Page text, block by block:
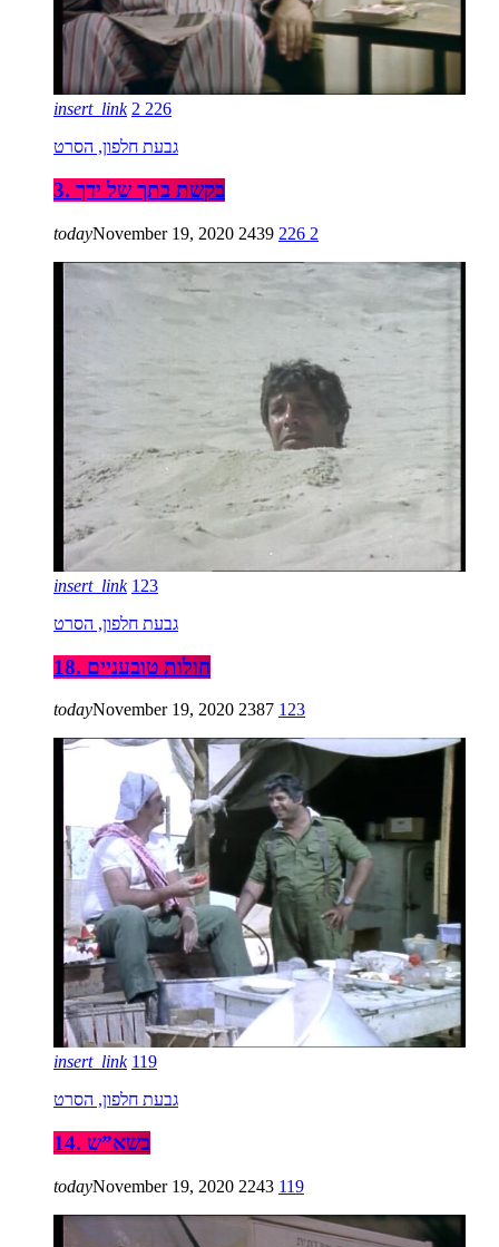
insert_link 2 226
גבעת חלפון, הסרט
3. בקשת בתך של ידך
todayNovember 19, 2020 2439 226 2
insert_link 123
גבעת חלפון, הסרט
18. חולות טובעניים
todayNovember 19, 2020 2387 123
insert_link 119
גבעת חלפון, הסרט
14. בשא”ש
todayNovember 19, 2020 2243 119